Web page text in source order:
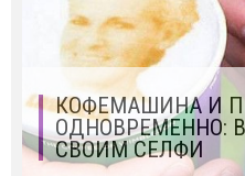
КОФЕМАШИНА И
ОДНОВРЕМЕННО:
СВОИМ СЕЛФИ